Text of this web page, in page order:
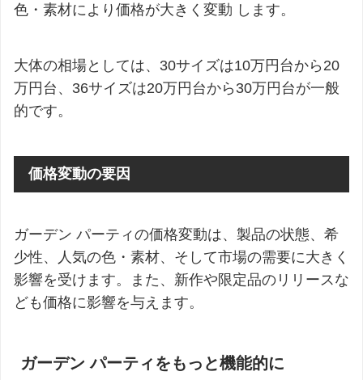
色・素材により価格が大きく変動 します。
大体の相場としては、30サイズは10万円台から20
万円台、36サイズは20万円台から30万円台が一般
的です。
価格変動の要因
ガーデン パーティの価格変動は、製品の状態、希
少性、人気の色・素材、そして市場の需要に大きく
影響を受けます。また、新作や限定品のリリースな
ども価格に影響を与えます。
ガーデン パーティをもっと機能的に